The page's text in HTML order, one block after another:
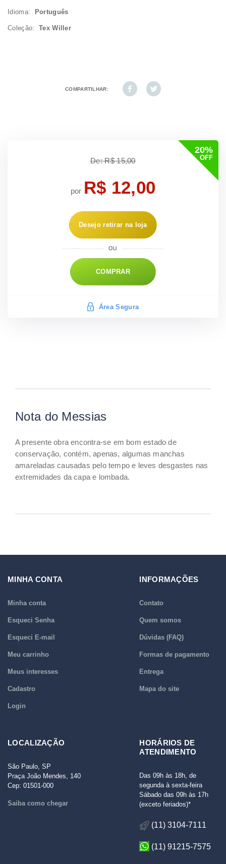
Idioma: Português
Coleção: Tex Willer
COMPARTILHAR:
20%
OFF
De: R$ 15,00
por R$ 12,00
Desejo retirar na loja
COMPRAR
Área Segura
Nota do Messias
A presente obra encontra-se em bom estado de
conservação, contém, apenas, algumas manchas
amareladas causadas pelo tempo e leves desgastes nas
extremidades da capa e lombada.
MINHA CONTA
Minha conta
Esqueci Senha
Esqueci E-mail
Meu carrinho
Meus interesses
Cadastro
Login
INFORMAÇÕES
Contato
Quem somos
Dúvidas (FAQ)
Formas de pagamento
Entrega
Mapa do site
LOCALIZAÇÃO
São Paulo, SP
Praça João Mendes, 140
Cep: 01501-000
Saiba como chegar
HORÁRIOS DE
ATENDIMENTO
Das 09h às 18h, de
segunda à sexta-feira
Sábado das 09h às 17h
(exceto feriados)*
(11) 3104-7111
(11) 91215-7575